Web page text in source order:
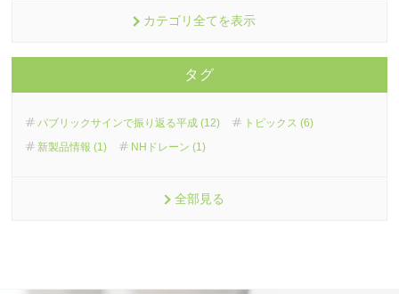
カテゴリ全てを表示
タグ
パブリックサインで振り返る平成 (12)
トピックス (6)
新製品情報 (1)
NHドレーン (1)
全部見る